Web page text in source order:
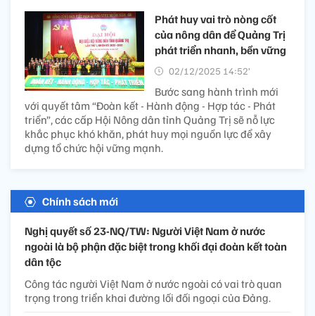
Phát huy vai trò nòng cốt
của nông dân để Quảng Trị
phát triển nhanh, bền vững
02/12/2025 14:52’
Bước sang hành trình mới
với quyết tâm “Đoàn kết - Hành động - Hợp tác - Phát
triển”, các cấp Hội Nông dân tỉnh Quảng Trị sẽ nỗ lực
khắc phục khó khăn, phát huy mọi nguồn lực để xây
dựng tổ chức hội vững mạnh.
Chính sách mới
Nghị quyết số 23-NQ/TW: Người Việt Nam ở nước
ngoài là bộ phận đặc biệt trong khối đại đoàn kết toàn
dân tộc
Công tác người Việt Nam ở nước ngoài có vai trò quan
trọng trong triển khai đường lối đối ngoại của Đảng.